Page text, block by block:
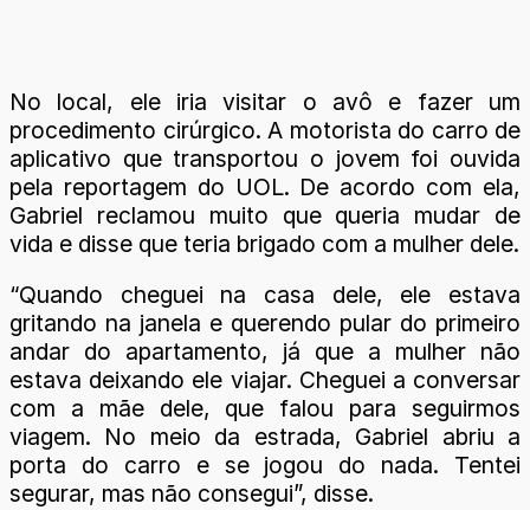
No local, ele iria visitar o avô e fazer um
procedimento cirúrgico. A motorista do carro de
aplicativo que transportou o jovem foi ouvida
pela reportagem do UOL. De acordo com ela,
Gabriel reclamou muito que queria mudar de
vida e disse que teria brigado com a mulher dele.
“Quando cheguei na casa dele, ele estava
gritando na janela e querendo pular do primeiro
andar do apartamento, já que a mulher não
estava deixando ele viajar. Cheguei a conversar
com a mãe dele, que falou para seguirmos
viagem. No meio da estrada, Gabriel abriu a
porta do carro e se jogou do nada. Tentei
segurar, mas não consegui”, disse.